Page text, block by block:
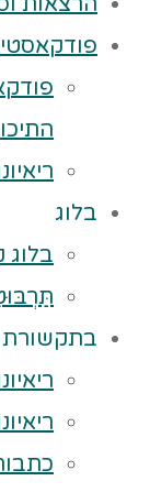
בלוג
בלוג
בתקשורת